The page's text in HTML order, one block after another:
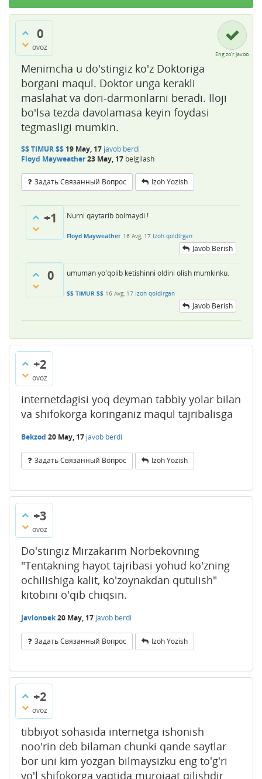
0
ovoz
Eng zo'r javob
Menimcha u do'stingiz ko'z Doktoriga
borgani maqul. Doktor unga kerakli
maslahat va dori-darmonlarni beradi. Iloji
bo'lsa tezda davolamasa keyin foydasi
tegmasligi mumkin.
$$ TIMUR $$ 19 May, 17 javob berdi
Floyd Mayweather23 May, 17 belgilash
Задать Связанный Вопрос Izoh Yozish
+1 Nurni qaytarib bolmaydi !
Floyd Mayweather 16 Avg, 17 Izoh qoldirgan
Javob Berish
0 umuman yo'qolib ketishinni oldini olish mumkinku.
$$ TIMUR $$ 16 Avg, 17 Izoh qoldirgan
Javob Berish
+2
ovoz
internetdagisi yoq deyman tabbiy yolar bilan
va shifokorga koringaniz maqul tajribalisga
Bekzod 20 May, 17 javob berdi
Задать Связанный Вопрос Izoh Yozish
+3
ovoz
Do'stingiz Mirzakarim Norbekovning
"Tentakning hayot tajribasi yohud ko'zning
ochilishiga kalit, ko'zoynakdan qutulish"
kitobini o'qib chiqsin.
Javlonbek20 May, 17 javob berdi
Задать Связанный Вопрос Izoh Yozish
+2
ovoz
tibbiyot sohasida internetga ishonish
noo'rin deb bilaman chunki qande saytlar
bor uni kim yozgan bilmaysizku eng to'g'ri
yo'l shifokorga vaqtida murojaat qilishdir